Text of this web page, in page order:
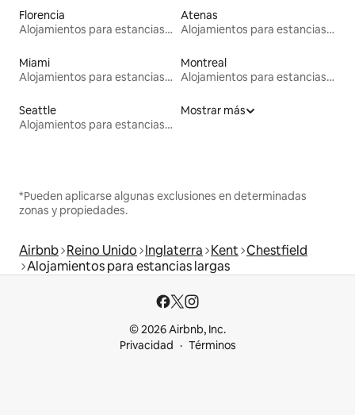
Florencia
Alojamientos para estancias largas
Atenas
Alojamientos para estancias largas
Miami
Alojamientos para estancias largas
Montreal
Alojamientos para estancias largas
Seattle
Alojamientos para estancias largas
Mostrar más
*Pueden aplicarse algunas exclusiones en determinadas
zonas y propiedades.
Airbnb Reino Unido Inglaterra Kent Chestfield
Alojamientos para estancias largas
© 2026 Airbnb, Inc.
Privacidad
Términos